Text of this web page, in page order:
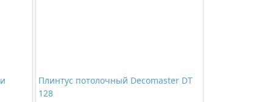
Плинтус потолочный Decomaster DT
128